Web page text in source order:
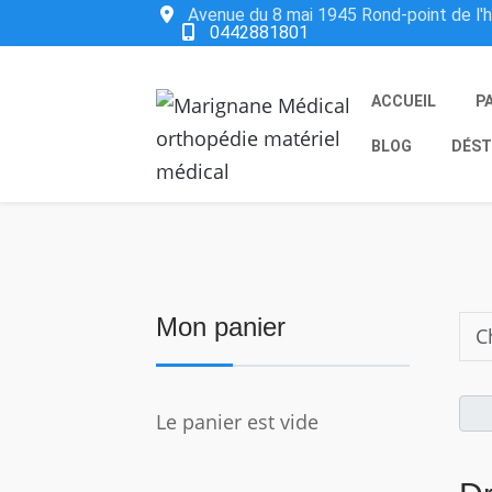
Avenue du 8 mai 1945 Rond-point de
0442881801
ACCUEIL
BLOG
Mon panier
Le panier est vide